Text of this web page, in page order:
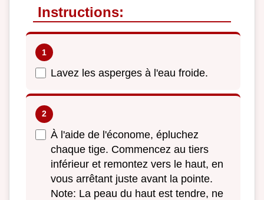
Instructions:
Lavez les asperges à l'eau froide.
À l'aide de l'économe, épluchez
chaque tige. Commencez au tiers
inférieur et remontez vers le haut, en
vous arrêtant juste avant la pointe.
Note: La peau du haut est tendre, ne